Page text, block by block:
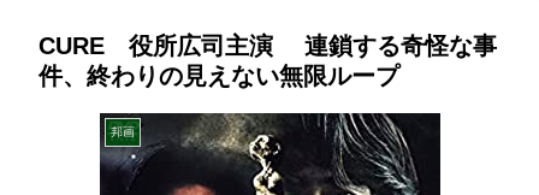
CURE 役所広司主演 連鎖する奇怪な事
件、終わりの見えない無限ループ
邦画